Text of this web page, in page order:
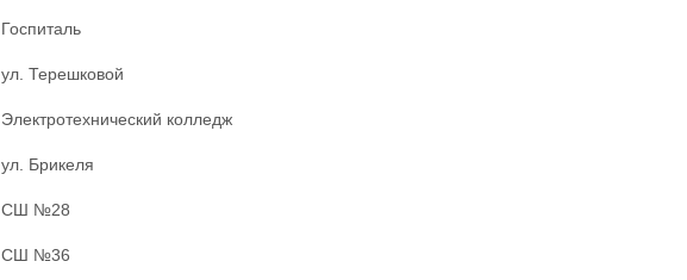
Госпиталь
ул. Терешковой
Электротехнический колледж
ул. Брикеля
СШ №28
СШ №36